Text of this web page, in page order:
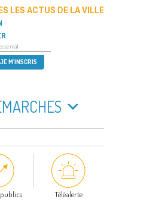
LES ACTUS DE LA VILLE
Téléalerte